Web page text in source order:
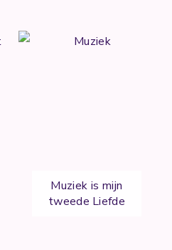
Muziek is mijn
tweede Liefde